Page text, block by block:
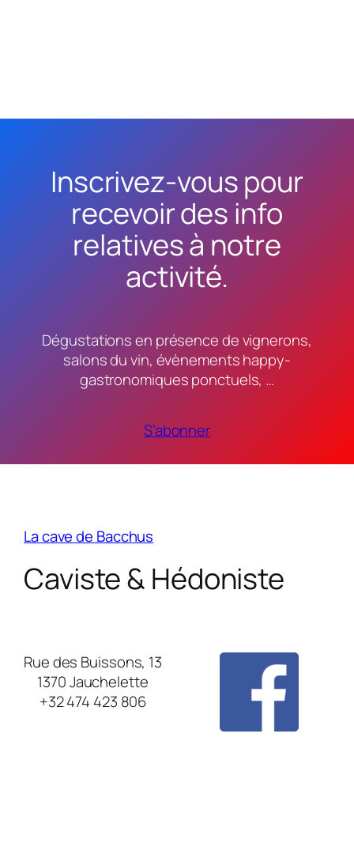
Inscrivez-vous pour
recevoir des info
relatives à notre
activité.
Dégustations en présence de vignerons,
salons du vin, évènements happy-
gastronomiques ponctuels, …
S’abonner
La cave de Bacchus
Caviste & Hédoniste
Rue des Buissons, 13
1370 Jauchelette
+32 474 423 806